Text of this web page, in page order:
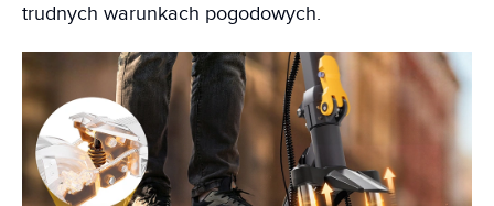
trudnych warunkach pogodowych.